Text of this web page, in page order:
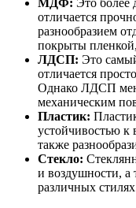
отличается
разнообразием
покрыты
ЛДСП: Это
отличается
Однако ЛДСП
механическим
Пластик:
устойчивостью к
также
Стекло:
и воздушности, а
различных